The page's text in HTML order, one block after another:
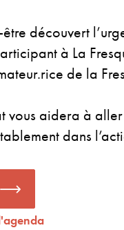
découvert
à La
de la
vous aidera à
dans